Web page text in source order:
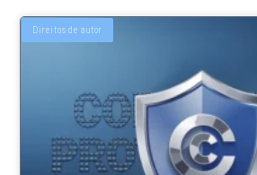
Direitos de autor